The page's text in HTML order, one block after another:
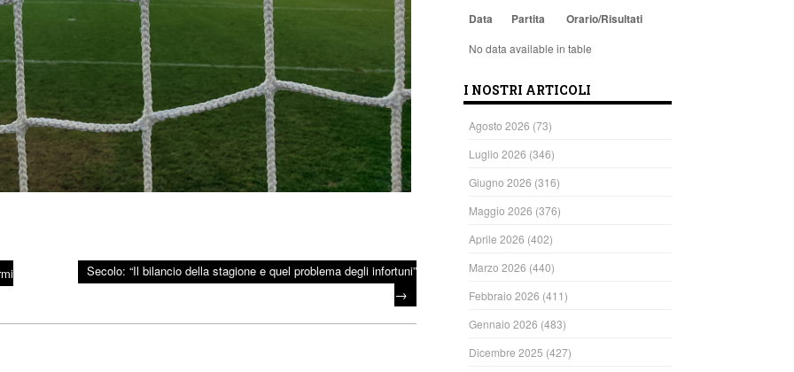
Secolo: “Il bilancio della stagione e quel problema degli infortuni”
→
Data Partita Orario/Risultati
No data available in table
I NOSTRI ARTICOLI
Agosto 2026 (73)
Luglio 2026 (346)
Giugno 2026 (316)
Maggio 2026 (376)
Aprile 2026 (402)
Marzo 2026 (440)
Febbraio 2026 (411)
Gennaio 2026 (483)
Dicembre 2025 (427)